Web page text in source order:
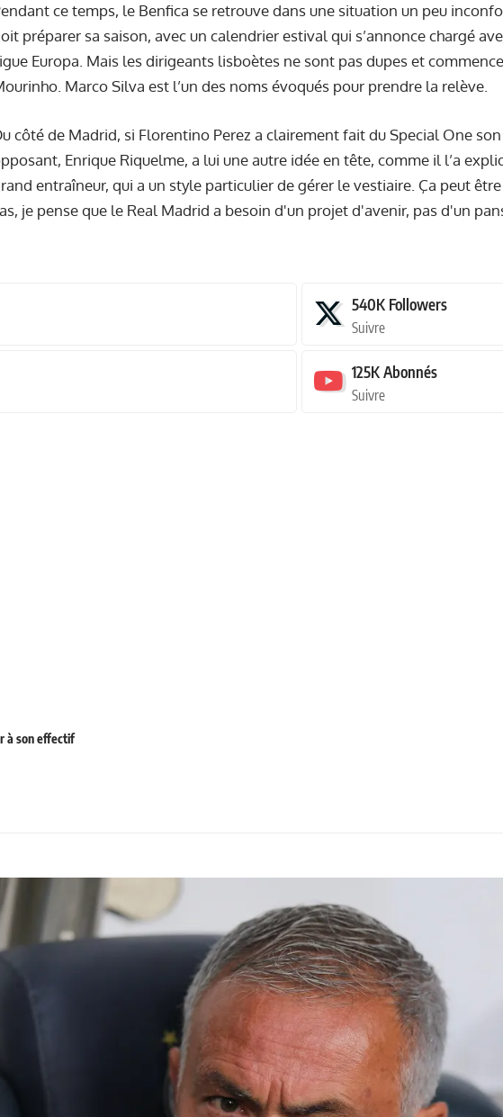
ce temps, le Benfica se retrouve dans une situation un peu
préparer sa saison, avec un calendrier estival qui s’annonce chargé
Europa. Mais les dirigeants lisboètes ne sont pas dupes et
Marco Silva est l’un des noms évoqués pour prendre la relève.
côté de Madrid, si Florentino Perez a clairement fait du Special One
Enrique Riquelme, a lui une autre idée en tête, comme il l’a
entraîneur, qui a un style particulier de gérer le vestiaire. Ça peut
je pense que le Real Madrid a besoin d'un projet d'avenir, pas d'un
540K Followers
Suivre
125KAbonnés
Suivre
à son effectif